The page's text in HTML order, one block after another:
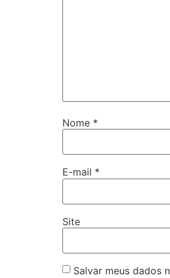
Nome *
E-mail *
Site
Salvar meus dados